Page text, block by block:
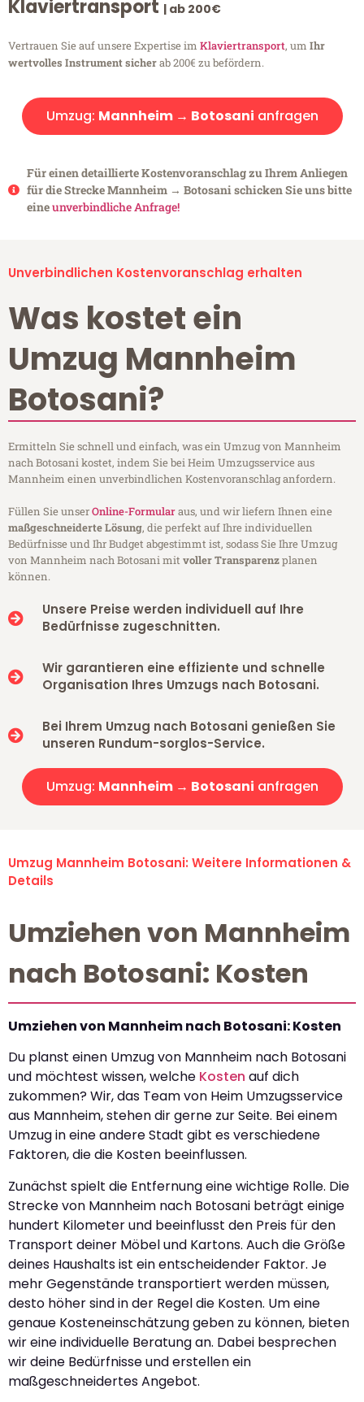
Klaviertransport | ab 200€
Vertrauen Sie auf unsere Expertise im Klaviertransport, um Ihr
wertvolles Instrument sicherab 200€ zu befördern.
Umzug: Mannheim → Botosani anfragen
Für einen detaillierte Kostenvoranschlag zu Ihrem Anliegen
für die Strecke Mannheim → Botosani schicken Sie uns bitte
eineunverbindliche Anfrage!
Unverbindlichen Kostenvoranschlag erhalten
Was kostet ein
Umzug Mannheim
Botosani?
Ermitteln Sie schnell und einfach, was ein Umzug von Mannheim
nach Botosani kostet, indem Sie bei Heim Umzugsservice aus
Mannheim einen unverbindlichen Kostenvoranschlag anfordern.
Füllen Sie unserOnline-Formularaus, und wir liefern Ihnen eine
maßgeschneiderte Lösung, die perfekt auf Ihre individuellen
Bedürfnisse und Ihr Budget abgestimmt ist, sodass Sie Ihre Umzug
von Mannheim nach Botosani mitvoller Transparenzplanen
können.
Unsere Preise werden individuell auf Ihre
Bedürfnisse zugeschnitten.
Wir garantieren eine effiziente und schnelle
Organisation Ihres Umzugs nach Botosani.
Bei Ihrem Umzug nach Botosani genießen Sie
unseren Rundum-sorglos-Service.
Umzug: Mannheim → Botosani anfragen
Umzug Mannheim Botosani: Weitere Informationen &
Details
Umziehen von Mannheim
nach Botosani: Kosten
Umziehen von Mannheim nach Botosani: Kosten
Du planst einen Umzug von Mannheim nach Botosani
und möchtest wissen, welche Kosten auf dich
zukommen? Wir, das Team von Heim Umzugsservice
aus Mannheim, stehen dir gerne zur Seite. Bei einem
Umzug in eine andere Stadt gibt es verschiedene
Faktoren, die die Kosten beeinflussen.
Zunächst spielt die Entfernung eine wichtige Rolle. Die
Strecke von Mannheim nach Botosani beträgt einige
hundert Kilometer und beeinflusst den Preis für den
Transport deiner Möbel und Kartons. Auch die Größe
deines Haushalts ist ein entscheidender Faktor. Je
mehr Gegenstände transportiert werden müssen,
desto höher sind in der Regel die Kosten. Um eine
genaue Kosteneinschätzung geben zu können, bieten
wir eine individuelle Beratung an. Dabei besprechen
wir deine Bedürfnisse und erstellen ein
maßgeschneidertes Angebot.